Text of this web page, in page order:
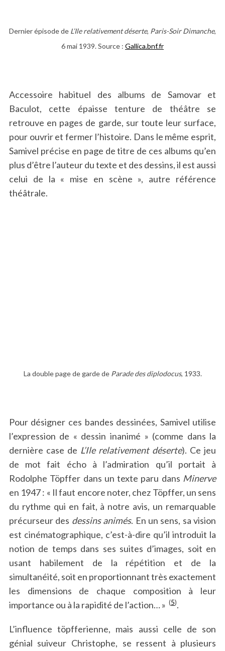
Dernier épisode de L’Ile relativement déserte, Paris-Soir Dimanche,
6 mai 1939. Source : Gallica.bnf.fr
Accessoire habituel des albums de Samovar et
Baculot, cette épaisse tenture de théâtre se
retrouve en pages de garde, sur toute leur surface,
pour ouvrir et fermer l’histoire. Dans le même esprit,
Samivel précise en page de titre de ces albums qu’en
plus d’être l’auteur du texte et des dessins, il est aussi
celui de la « mise en scène », autre référence
théâtrale.
La double page de garde de Parade des diplodocus, 1933.
Pour désigner ces bandes dessinées, Samivel utilise
l’expression de « dessin inanimé » (comme dans la
dernière case de L’Ile relativement déserte). Ce jeu
de mot fait écho à l’admiration qu’il portait à
Rodolphe Töpffer dans un texte paru dans Minerve
en 1947 : « Il faut encore noter, chez Töpffer, un sens
du rythme qui en fait, à notre avis, un remarquable
précurseur des dessins animés. En un sens, sa vision
est cinématographique, c’est-à-dire qu’il introduit la
notion de temps dans ses suites d’images, soit en
usant habilement de la répétition et de la
simultanéité, soit en proportionnant très exactement
les dimensions de chaque composition à leur
importance ou à la rapidité de l’action… » (5).
L’influence töpfferienne, mais aussi celle de son
génial suiveur Christophe, se ressent à plusieurs